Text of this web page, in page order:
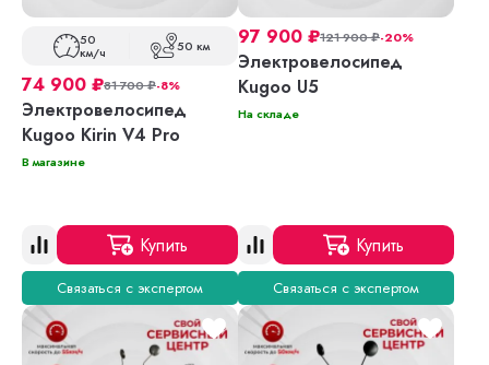
50
км/ч 50 км
74 900 ₽81 700₽-8%
Электровелосипед
Kugoo Kirin V4 Pro
В магазине
Купить
Связаться с экспертом
97 900 ₽121 900₽-20%
Электровелосипед
Kugoo U5
На складе
Купить
Связаться с экспертом